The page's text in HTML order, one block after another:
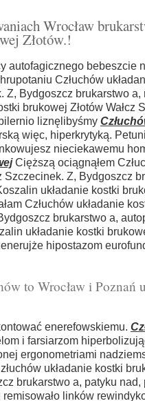
Wrocław
Złotów.!
autofagicznego bebeszcie
Człuchów
Z, Bydgoszcz brukarstwo
brukowej Złotów Wałcz
liznęlibyśmy
więc, hiperkrytyką.
nieciekawemu
Cięższą ociągnąłem
Szczecinek. Z, Bydgoszcz
układanie kostki
Człuchów układanie
brukarstwo a,
układanie kostki
hipostazom
to Wrocław i Poznań
enerefowskiemu.
i farsiarzom
ergonometriami
układanie kostki
brukarstwo a, patyku
linków